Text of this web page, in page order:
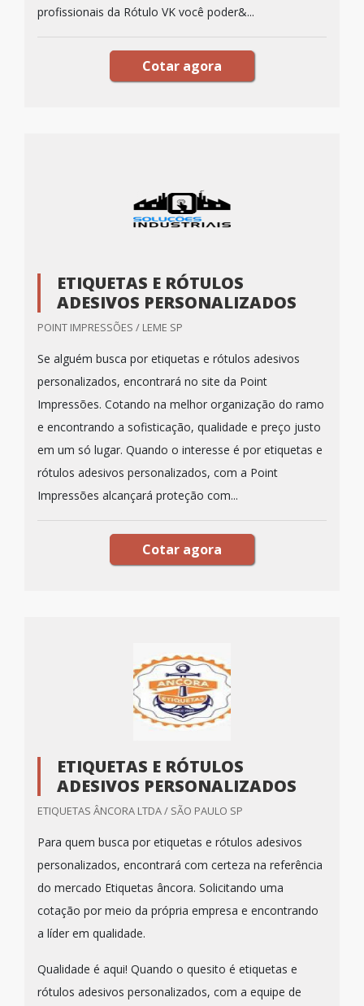
profissionais da Rótulo VK você poder&...
Cotar agora
ETIQUETAS E RÓTULOS
ADESIVOS PERSONALIZADOS
POINT IMPRESSÕES / LEME SP
Se alguém busca por etiquetas e rótulos adesivos
personalizados, encontrará no site da Point
Impressões. Cotando na melhor organização do ramo
e encontrando a sofisticação, qualidade e preço justo
em um só lugar. Quando o interesse é por etiquetas e
rótulos adesivos personalizados, com a Point
Impressões alcançará proteção com...
Cotar agora
ETIQUETAS E RÓTULOS
ADESIVOS PERSONALIZADOS
ETIQUETAS ÂNCORA LTDA / SÃO PAULO SP
Para quem busca por etiquetas e rótulos adesivos
personalizados, encontrará com certeza na referência
do mercado Etiquetas âncora. Solicitando uma
cotação por meio da própria empresa e encontrando
a líder em qualidade.
Qualidade é aqui! Quando o quesito é etiquetas e
rótulos adesivos personalizados, com a equipe de